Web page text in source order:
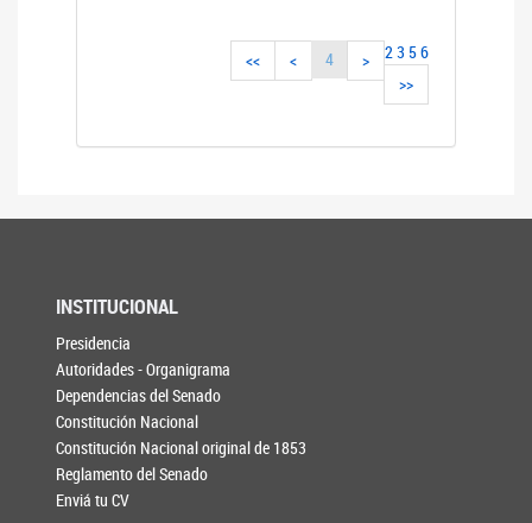
<< < 23
4 56
>
>>
INSTITUCIONAL
Presidencia
Autoridades - Organigrama
Dependencias del Senado
Constitución Nacional
Constitución Nacional original de 1853
Reglamento del Senado
Enviá tu CV